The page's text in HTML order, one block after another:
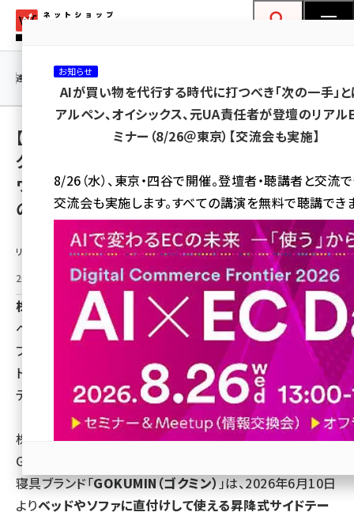
ン
ネットショップ担当者フォーラム
amazon (2259)
yahoo (1908)
楽天 (1876)
ecbeing (1211)
アスクル (1122)
base (1083)
revico (744)
連載・特集 |
【GOKUMIN】寝たままの“だら活”・在宅ワー
クを支える昇降テーブルと、新色“アッシュブラ
ウン”を追加した耐荷重200kgのスチールす
のこベッドを6月10日より順次発売開始
リリース情報提供元：
2026年6月11日 18:00
株式会社KURUKURU
ベッド・ソファに直付けする昇降式「マルチコンフォートテー
ブル」と、スチールすのこ構造の「スチールサイレントベッ
ド」に新色“アッシュブラウン”。寝室まわりの快適性とイン
テリア性を両立
株式会社KURUKURU（本社：東京都中央区銀座6-10-1
GINZA SIX 13F、代表取締役：関沢 康寛）が展開する総合
寝具ブランド「GOKUMIN（ゴクミン）」は、2026年6月10日
よりベッドやソファに直付けして使える昇降式サイドテー
お知らせ
AIが買い物を代行する時代に打つべき「次の一手」と
アルペン、オイシックス、元UA責任者が登壇のリアル
ミナー（8/26＠東京）【交流会も実施】
8/26（水）、東京・四谷で開催。登壇者・聴講者と交流
交流会も実施します。すべての講演を無料で聴講でき
参加登録はこちら↑